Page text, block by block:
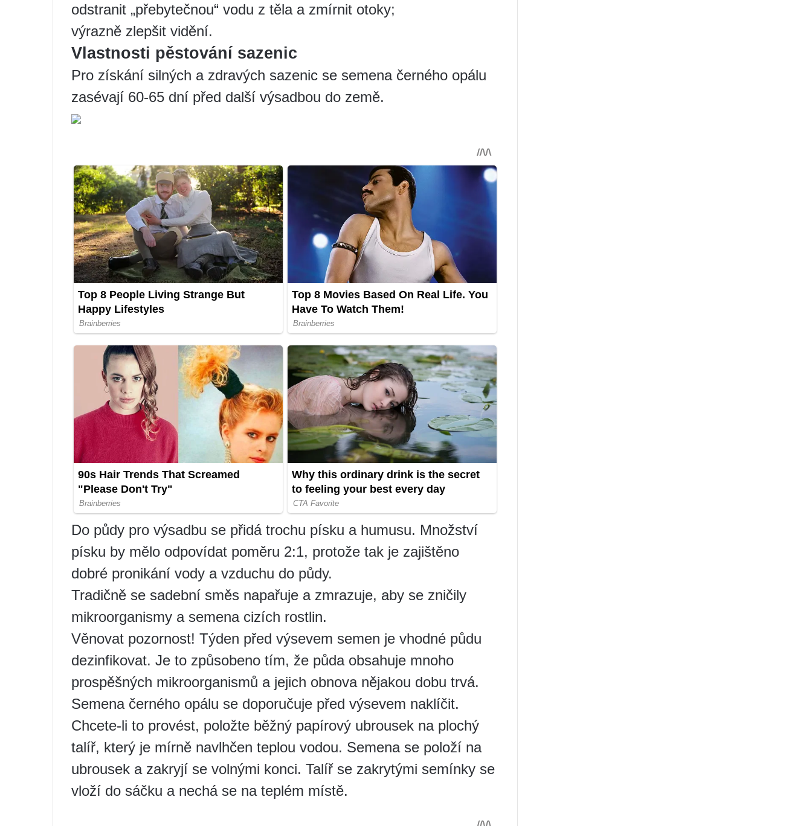
odstranit „přebytečnou“ vodu z těla a zmírnit otoky;
výrazně zlepšit vidění.
Vlastnosti pěstování sazenic
Pro získání silných a zdravých sazenic se semena černého opálu
zasévají 60-65 dní před další výsadbou do země.
Do půdy pro výsadbu se přidá trochu písku a humusu. Množství
písku by mělo odpovídat poměru 2:1, protože tak je zajištěno
dobré pronikání vody a vzduchu do půdy.
Tradičně se sadební směs napařuje a zmrazuje, aby se zničily
mikroorganismy a semena cizích rostlin.
Věnovat pozornost! Týden před výsevem semen je vhodné půdu
dezinfikovat. Je to způsobeno tím, že půda obsahuje mnoho
prospěšných mikroorganismů a jejich obnova nějakou dobu trvá.
Semena černého opálu se doporučuje před výsevem naklíčit.
Chcete-li to provést, položte běžný papírový ubrousek na plochý
talíř, který je mírně navlhčen teplou vodou. Semena se položí na
ubrousek a zakryjí se volnými konci. Talíř se zakrytými semínky se
vloží do sáčku a nechá se na teplém místě.